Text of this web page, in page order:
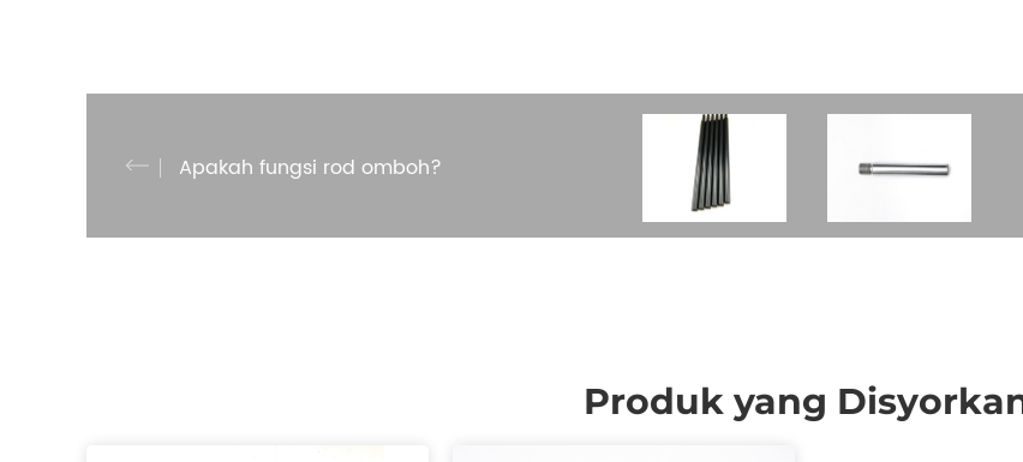
Apakah fungsi rod omboh?
Produk yang